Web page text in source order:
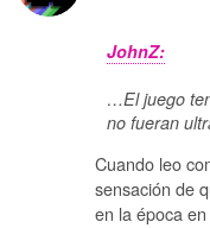
JohnZ:
…El juego
no fueran
Cuando leo
sensación de
en la época